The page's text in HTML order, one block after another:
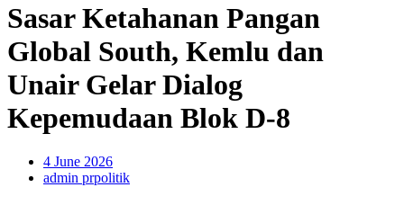
Sasar Ketahanan Pangan
Global South, Kemlu dan
Unair Gelar Dialog
Kepemudaan Blok D-8
4 June 2026
admin prpolitik